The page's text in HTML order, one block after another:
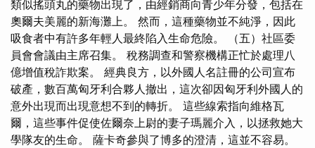
類似搖頭丸的藥物出現了，由經銷商向青少年分發，包括在
奧爾夫美麗的新海灘上。 然而，這種藥物並不純淨，因此
吸食者中有許多年輕人最終陷入生命危險。 （五）社區委
員會會議由主席召集。 稅務調查和警察機構正忙於處理八
億增值稅詐欺案。 經典良方，以外國人名註冊的公司宣布
破產，數百萬匈牙利合夥人撤出，這次卻因匈牙利外國人的
意外出現而出現意想不到的轉折。 這些線索指向維格瓦
爾，這些事件促使佐爾奈上尉的妻子瑪麗介入，以拯救她大
學隊友的生命。 薩卡奇參與了博多的澄清，這並不容易。